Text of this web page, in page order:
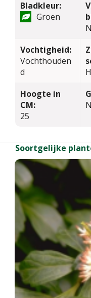
Bladkleur:
Groen
Vochtigheid:
Vochthouden
d
Hoogte in
CM:
25
Soortgelijke